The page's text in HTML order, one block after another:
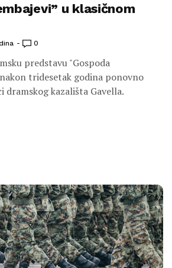
u klasičnom
0
predstavu "Gospoda
tridesetak godina ponovno
dramskog kazališta Gavella.